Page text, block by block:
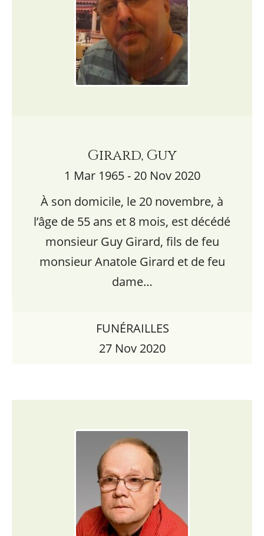
Girard, Guy
1 Mar 1965 - 20 Nov 2020
À son domicile, le 20 novembre, à
l’âge de 55 ans et 8 mois, est décédé
monsieur Guy Girard, fils de feu
monsieur Anatole Girard et de feu
dame…
FUNÉRAILLES
27 Nov 2020